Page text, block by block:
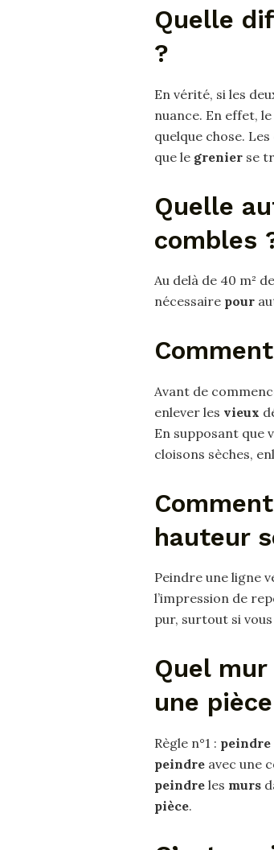
Quelle
?
En vérité, si les
nuance. En effet, le
quelque chose. Les
que le grenier se
Quelle
combles
Au delà de 40 m²
nécessaire pour
Avant de
enlever les vieux
En supposant que
cloisons sèches,
hauteur
Peindre une ligne
l’impression de
pur, surtout si
Quel
une
Règle n°1 : peindre
peindre avec une
peindre les murs
pièce.